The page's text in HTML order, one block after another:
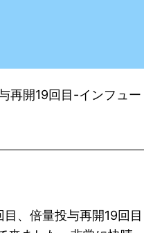
、倍量投与再開19回目